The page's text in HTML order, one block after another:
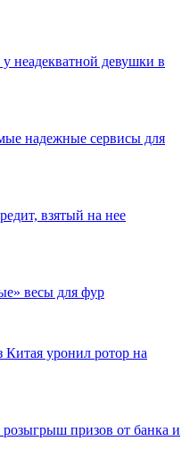
неадекватной девушки в
надежные сервисы для
взятый на нее
весы для фур
Китая уронил ротор на
призов от банка и